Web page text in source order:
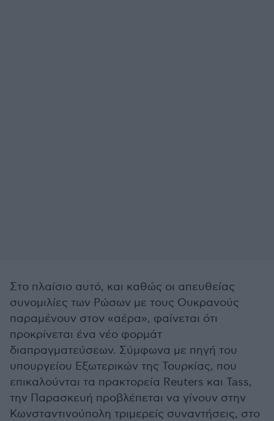
Στο πλαίσιο αυτό, και καθώς οι απευθείας
συνομιλίες των Ρώσων με τους Ουκρανούς
παραμένουν στον «αέρα», φαίνεται ότι
προκρίνεται ένα νέο φορμάτ
διαπραγματεύσεων. Σύμφωνα με πηγή του
υπουργείου Εξωτερικών της Τουρκίας, που
επικαλούνται τα πρακτορεία Reuters και Tass,
την Παρασκευή προβλέπεται να γίνουν στην
Κωνσταντινούπολη τριμερείς συναντήσεις, στο